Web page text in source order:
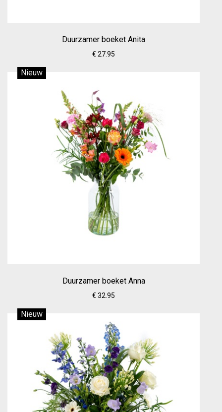
Duurzamer boeket Anita
€ 27.95
Nieuw
Duurzamer boeket Anna
€ 32.95
Nieuw